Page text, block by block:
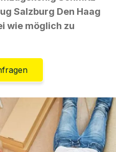
Salzburg Den Haag
wie möglich zu